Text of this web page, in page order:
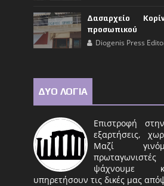
Δασαρχείο
προσωπικού
Diogenis Press
ΔΥΟ ΛΟΓΙΑ
Επιστροφή
εξαρτήσεις,
Μαζί
ψάχνουμε
υπηρετήσουν τις δικές μας